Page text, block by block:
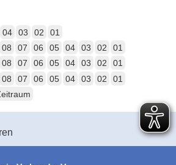
04 03 02 01
08 07 06 05 04 03 02 01
08 07 06 05 04 03 02 01
08 07 06 05 04 03 02
01